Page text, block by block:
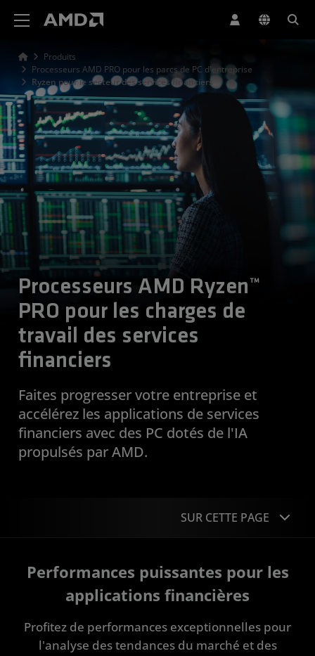
Produits
Processeurs AMD PRO pour les parcs de PC d'entreprise
Ryzen pour le secteur des services financiers
Processeurs AMD Ryzen™
PRO pour les charges de
travail des services
financiers
Faites progresser votre entreprise et
accélérez les applications de services
financiers avec des PC dotés de l'IA
propulsés par AMD.
SUR CETTE PAGE
Présentation
Avantages
Études de cas
Portefeuille
Performances puissantes pour les
applications financières
Profitez de performances exceptionnelles pour
l'analyse des tendances du marché et des